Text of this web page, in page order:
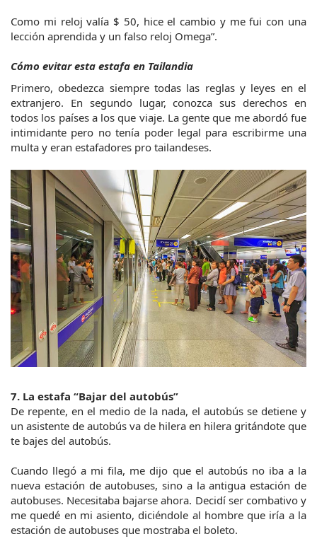
Como mi reloj valía $ 50, hice el cambio y me fui con una
lección aprendida y un falso reloj Omega”.
Cómo evitar esta estafa en Tailandia
Primero, obedezca siempre todas las reglas y leyes en el
extranjero. En segundo lugar, conozca sus derechos en
todos los países a los que viaje. La gente que me abordó fue
intimidante pero no tenía poder legal para escribirme una
multa y eran estafadores pro tailandeses.
7. La estafa “Bajar del autobús”
De repente, en el medio de la nada, el autobús se detiene y
un asistente de autobús va de hilera en hilera gritándote que
te bajes del autobús.
Cuando llegó a mi fila, me dijo que el autobús no iba a la
nueva estación de autobuses, sino a la antigua estación de
autobuses. Necesitaba bajarse ahora. Decidí ser combativo y
me quedé en mi asiento, diciéndole al hombre que iría a la
estación de autobuses que mostraba el boleto.